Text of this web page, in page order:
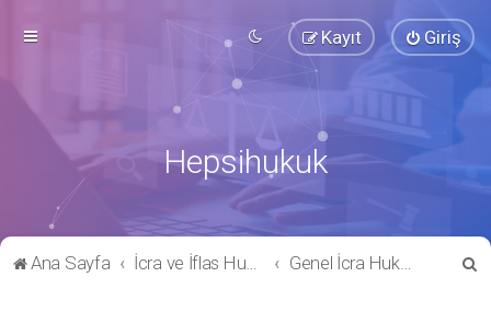
Giriş
Kayıt
Hepsihukuk
Ana Sayfa İcra ve İflas Hukuku Genel İcra Hukuku